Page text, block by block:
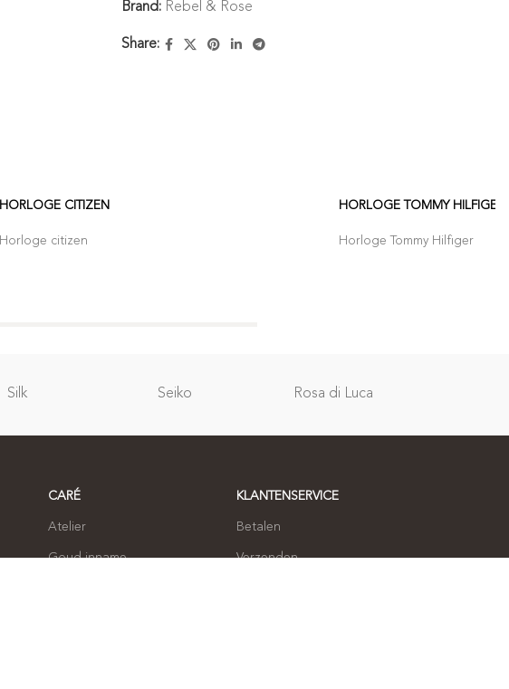
Brand: Rebel & Rose
Share:
HORLOGE CITIZEN
Horloge citizen
HORLOGE TOMMY HILFIGER
Horloge Tommy Hilfiger
Silk Seiko Rosa di Luca
CARÉ
Atelier
Goud inname
KLANTENSERVICE
Betalen
Verzenden